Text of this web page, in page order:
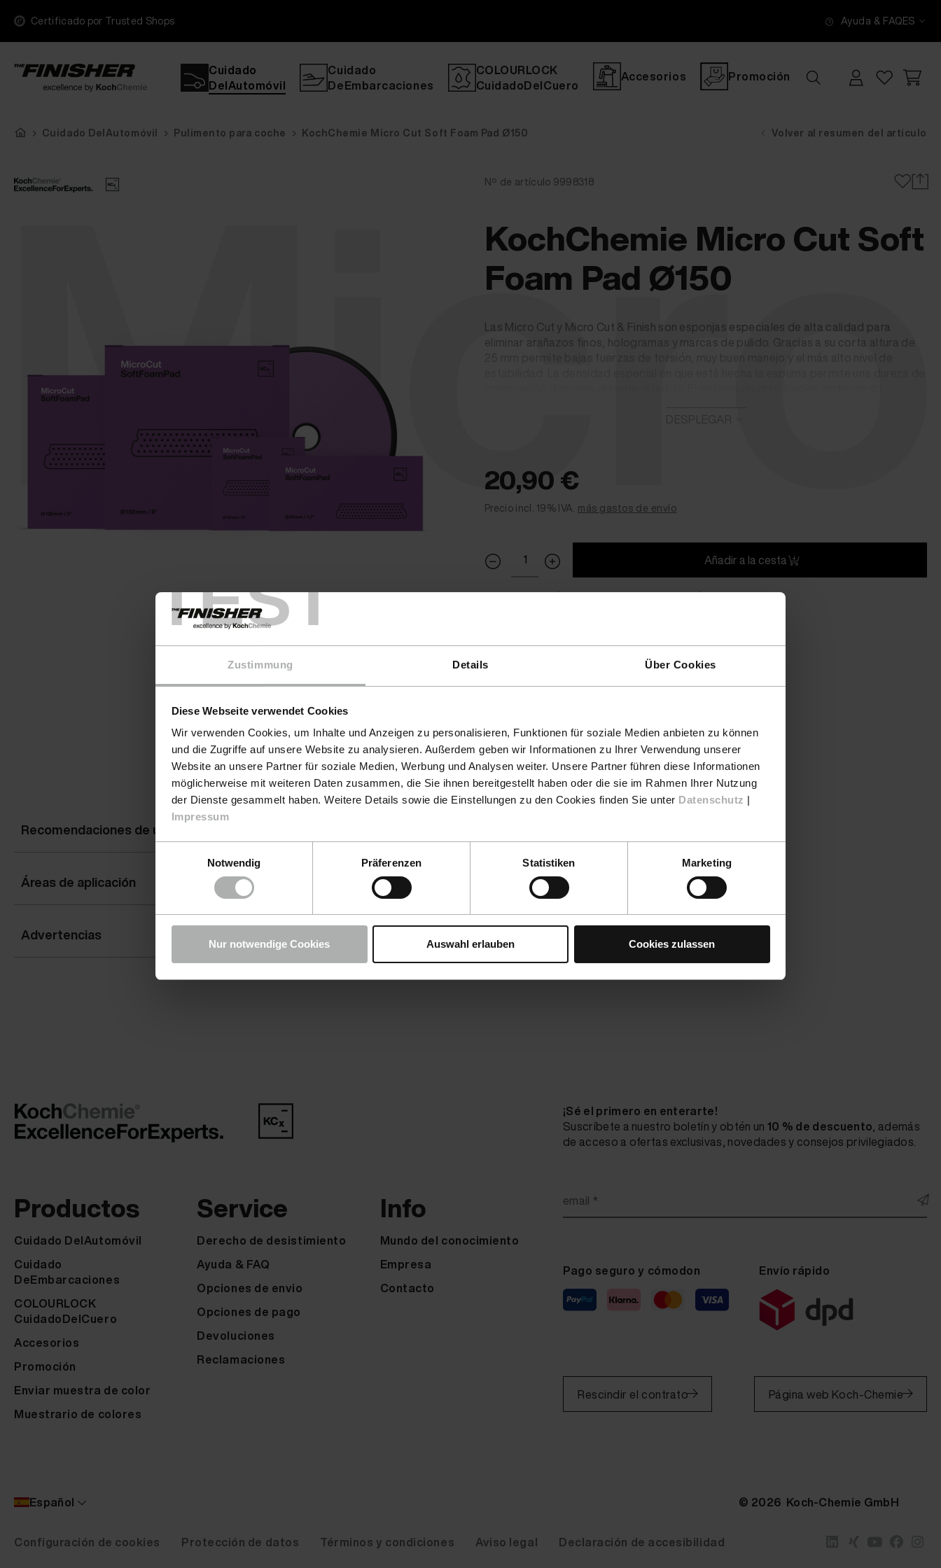
TEST
Zustimmung Details Über Cookies
Diese Webseite verwendet Cookies
Wir verwenden Cookies, um Inhalte und Anzeigen zu personalisieren, Funktionen für soziale Medien anbieten zu können
und die Zugriffe auf unsere Website zu analysieren. Außerdem geben wir Informationen zu Ihrer Verwendung unserer
Website an unsere Partner für soziale Medien, Werbung und Analysen weiter. Unsere Partner führen diese Informationen
möglicherweise mit weiteren Daten zusammen, die Sie ihnen bereitgestellt haben oder die sie im Rahmen Ihrer Nutzung
der Dienste gesammelt haben. Weitere Details sowie die Einstellungen zu den Cookies finden Sie unter Datenschutz |
Impressum
Notwendig
Präferenzen Statistiken Marketing
Nur notwendige Cookies Auswahl erlauben Cookies zulassen
Certificado por Trusted Shops Ayuda & FAQES
Cuidado
DelAutomóvil
Cuidado
DeEmbarcaciones
COLOURLOCK
CuidadoDelCuero
Accesorios Promoción
Cuidado DelAutomóvil Pulimento para coche KochChemie Micro Cut Soft Foam Pad Ø150 Volver al resumen del artículo
Nº de artículo 9998318
KochChemie Micro Cut Soft
Foam Pad Ø150
Las Micro Cut y Micro Cut & Finish son esponjas especiales de alta calidad para
eliminar arañazos finos, hologramas y marcas de pulido. Gracias a su corta altura de
la estructura celular para pinturas blandas y sensibles.
20,90 €
Precio incl. 19% IVA. más gastos de envío
Añadir a la cesta
Disponible (2 - 4 días de plazo de entrega)
Recomendaciones de uso
Áreas de aplicación
Advertencias
Productos
Cuidado DelAutomóvil
Cuidado
DeEmbarcaciones
COLOURLOCK
CuidadoDelCuero
Accesorios
Promoción
Enviar muestra de color
Muestrario de colores
Service
Derecho de desistimiento
Ayuda & FAQ
Opciones de envio
Opciones de pago
Devoluciones
Reclamaciones
Info
Mundo del conocimiento
Empresa
Contacto
¡Sé el primero en enterarte!
Suscríbete a nuestro boletín y obtén un 10 % de descuento, además
de acceso a ofertas exclusivas, novedades y consejos privilegiados.
email *
Pago seguro y cómodon Envío rápido
Rescindir el contrato Página web Koch-Chemie
Español © 2026 Koch-Chemie GmbH
Configuración de cookies Protección de datos Términos y condiciones Aviso legal Declaración de accesibilidad